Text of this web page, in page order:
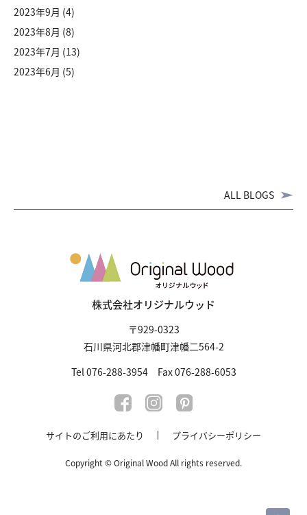
2023年9月 (4)
2023年8月 (8)
2023年7月 (13)
2023年6月 (5)
ALL BLOGS
株式会社オリジナルウッド
〒929-0323
石川県河北郡津幡町津幡二564-2
Tel 076-288-3954 Fax 076-288-6053
サイトのご利用にあたり プライバシーポリシー
Copyright © Original Wood All rights reserved.